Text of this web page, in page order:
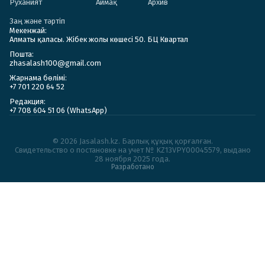
Руханият Аймақ Архив
Заң және тәртіп
Мекенжай:
Алматы қаласы. Жібек жолы көшесі 50. БЦ Квартал
Пошта:
zhasalash100@gmail.com
Жарнама бөлімі:
+7 701 220 64 52
Редакция:
+7 708 604 51 06 (WhatsApp)
© 2026 Jasalash.kz. Барлық құқық қорғалған.
Cвидетельство о постановке на учет № KZ13VPY00045579, выдано
28 ноября 2025 года.
Разработано